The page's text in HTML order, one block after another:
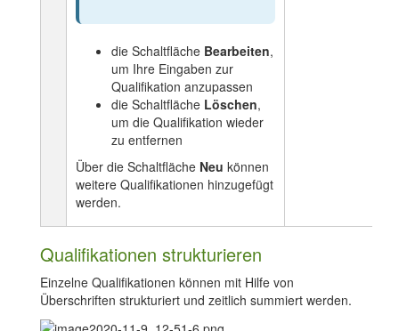
die Schaltfläche Bearbeiten,
um Ihre Eingaben zur
Qualifikation anzupassen
die Schaltfläche Löschen,
um die Qualifikation wieder
zu entfernen
Über die Schaltfläche Neu können
weitere Qualifikationen hinzugefügt
werden.
Qualifikationen strukturieren
Einzelne Qualifikationen können mit Hilfe von
Überschriften strukturiert und zeitlich summiert werden.